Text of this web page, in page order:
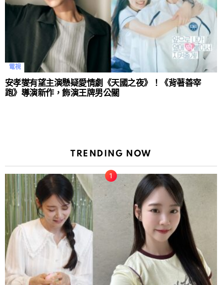
電視
安孝燮有望主演懸疑愛情劇《天國之夜》！《背著善宰
跑》導演新作，飾演王牌男公關
TRENDING NOW